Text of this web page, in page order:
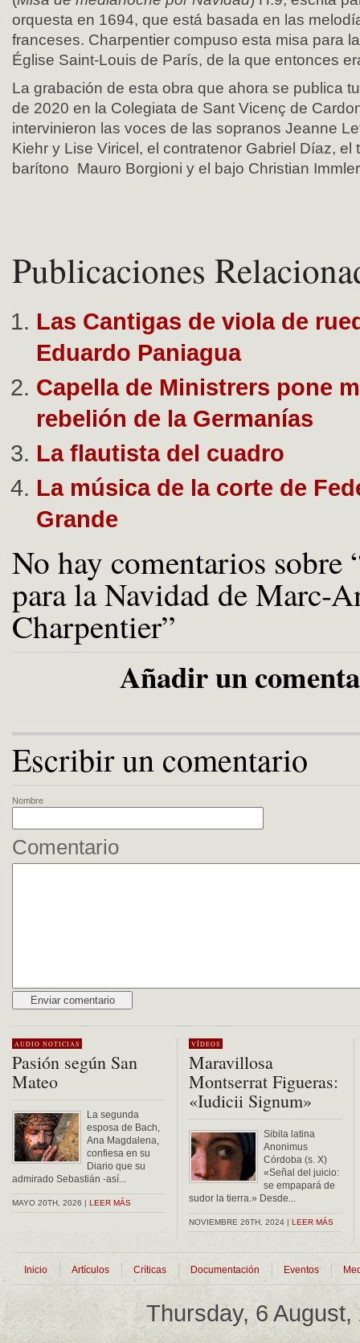
orquesta en 1694, que está basada en las
franceses. Charpentier compuso esta misa para
Église Saint-Louis de París, de la que entonces
La grabación de esta obra que ahora se publica
de 2020 en la Colegiata de Sant Vicenç de
intervinieron las voces de las sopranos Jeanne
Kiehr y Lise Viricel, el contratenor Gabriel Díaz, el
barítono Mauro Borgioni y el bajo Christian
Publicaciones
Las Cantigas de viola de
Eduardo Paniagua
Capella de Ministrers pone
rebelión de la Germanías
La flautista del cuadro
La música de la corte de
Grande
No hay comentarios sobre
para la Navidad de Marc-
Charpentier”
Añadir un
Escribir un comentario
Nombre
Comentario
AUDIO NOTICIAS
Pasión según San
Mateo
La segunda
esposa de Bach,
Ana Magdalena,
confiesa en su
Diario que su
admirado Sebastián -así...
MAYO 20TH, 2026 | LEER MÁS
VÍDEOS
Maravillosa
Montserrat Figueras:
«Iudicii Signum»
Sibila latina
Anonimus
Córdoba (s. X)
«Señal del juicio:
se empapará de
sudor la tierra.» Desde...
NOVIEMBRE 26TH, 2024 | LEER MÁS
Inicio Artículos Críticas Documentación Eventos
Thursday, 6